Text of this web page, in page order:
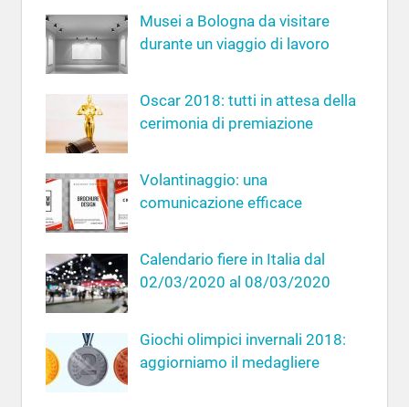
a
p
r
Musei a Bologna da visitare
durante un viaggio di lavoro
Oscar 2018: tutti in attesa della
cerimonia di premiazione
Volantinaggio: una
comunicazione efficace
Calendario fiere in Italia dal
02/03/2020 al 08/03/2020
Giochi olimpici invernali 2018:
aggiorniamo il medagliere